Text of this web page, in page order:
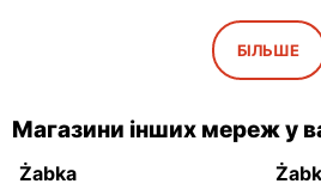
Warszawa, вул. Wałbrzyska
246
Triumph
Ostrobramska 75C
БІЛЬШЕ
Магазини інших мереж у
Żabka